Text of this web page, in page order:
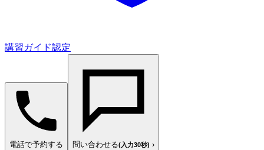
講習ガイド認定
電話で予約する 問い合わせる(入力30秒) ›